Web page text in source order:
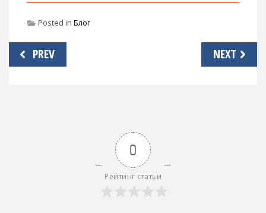
Posted in Блог
Навигация
по
PREV NEXT
0
Рейтинг статьи